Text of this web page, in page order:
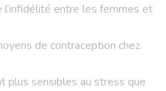
l’infidélité entre les femmes et
de contraception chez
plus sensibles au stress que